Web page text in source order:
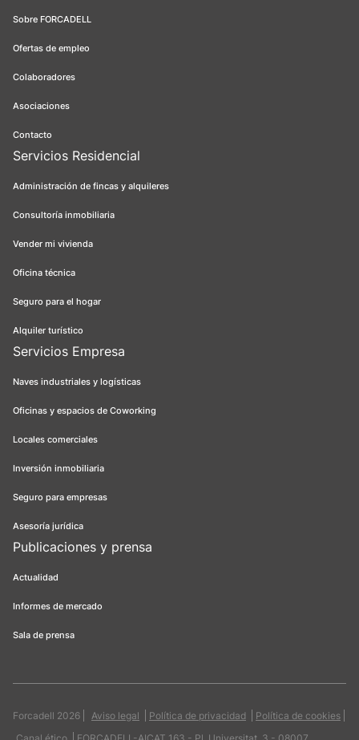
Sobre FORCADELL
Ofertas de empleo
Colaboradores
Asociaciones
Contacto
Servicios Residencial
Administración de fincas y alquileres
Consultoría inmobiliaria
Vender mi vivienda
Oficina técnica
Seguro para el hogar
Alquiler turístico
Servicios Empresa
Naves industriales y logísticas
Oficinas y espacios de Coworking
Locales comerciales
Inversión inmobiliaria
Seguro para empresas
Asesoría jurídica
Publicaciones y prensa
Actualidad
Informes de mercado
Sala de prensa
Forcadell 2026 Aviso legal Política de privacidad
Política de cookies